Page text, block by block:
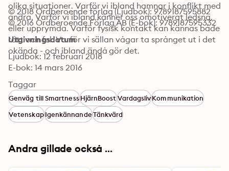
olika situationer. Varför vi ibland hamnar i konflikt med
andra. Varför vi ibland känner oss omotiverat ledsna,
eller upprymda. Varför fysisk kontakt kan kännas både
rätt och fel. Varför vi sällan vågar ta språnget ut i det
okända - och ibland ändå gör det.
© 2018 Ordberoende förlag (Ljudbok): 9789187595882
© 2016 Ordberoende Förlag AB (E-bok): 9789187595332
Utgivningsdatum
Ljudbok: 12 februari 2018
E-bok: 14 mars 2016
Taggar
Genväg till SmartnessHjärnBoostVardagslivKommunikation
VetenskapIgenkännandeTänkvärd
Andra gillade också ...